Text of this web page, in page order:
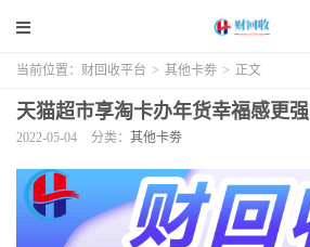
当前位置： 财回收平台 > 其他卡劵 > 正文
天猫超市享淘卡办年货幸福感更强
2022-05-04 分类： 其他卡劵